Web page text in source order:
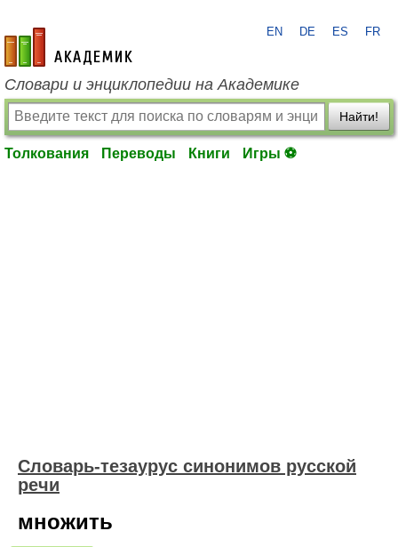
academic.ru
EN DE ES FR
Словари и энциклопедии на Академике
Найти!
Толкования Переводы Книги Игры ⚽
Словарь-тезаурус синонимов русской
речи
множить